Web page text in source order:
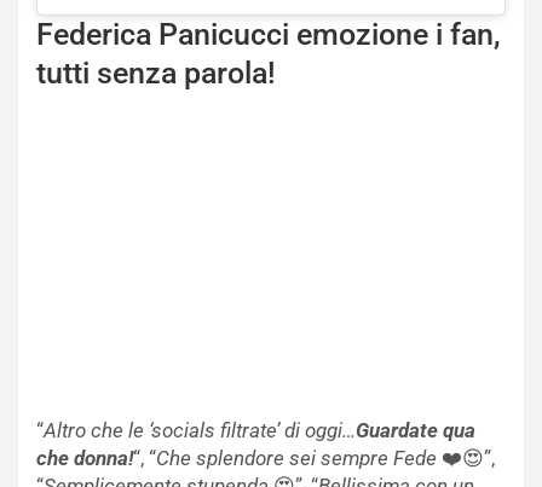
Federica Panicucci emozione i fan,
tutti senza parola!
“Altro che le ‘socials filtrate’ di oggi…Guardate qua
che donna!“, “Che splendore sei sempre Fede ❤️😍”,